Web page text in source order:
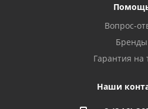
Азнакаево, ул. Булгар, 2. ТЦ
Стерлитамак, ул. Вокзальная,
Вопрос-
Бренды
Гарантия на
Наши